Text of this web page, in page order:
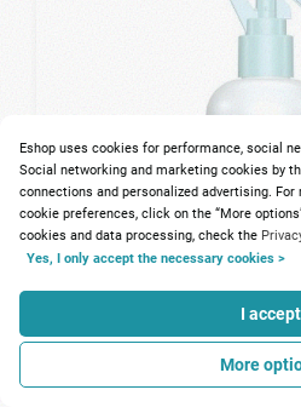
95
Eshop uses cookies for performance, social
Social networking and marketing cookies by
connections and personalized advertising.
cookie preferences, click on the “More
cookies and data processing, check the
Yes, I only accept the necessary cookies >
I accept
More